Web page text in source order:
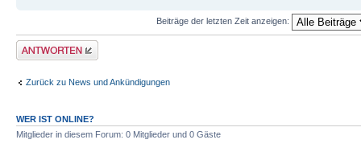
Beiträge der letzten Zeit anzeigen:
Antwort erstellen
Zurück zu News und Ankündigungen
WER IST ONLINE?
Mitglieder in diesem Forum: 0 Mitglieder und 0 Gäste